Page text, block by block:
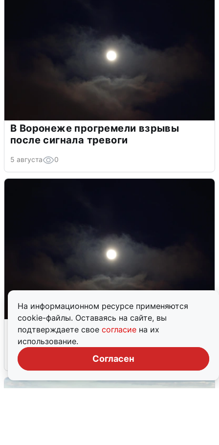
На информационном ресурсе применяются
cookie-файлы. Оставаясь на сайте, вы
подтверждаете свое согласие на их
использование.
Согласен
В Воронеже прогремели взрывы
после сигнала тревоги
5 августа 0
Взрывы в Воронеже после сигнала
тревоги
5 августа